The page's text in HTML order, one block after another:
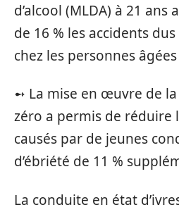
d’alcool (MLDA) à 21
de 16 % les accidents
chez les personnes
➻ La mise en œuvre de
zéro a permis de réduire
causés par de jeunes
d’ébriété de 11 %
La conduite en état